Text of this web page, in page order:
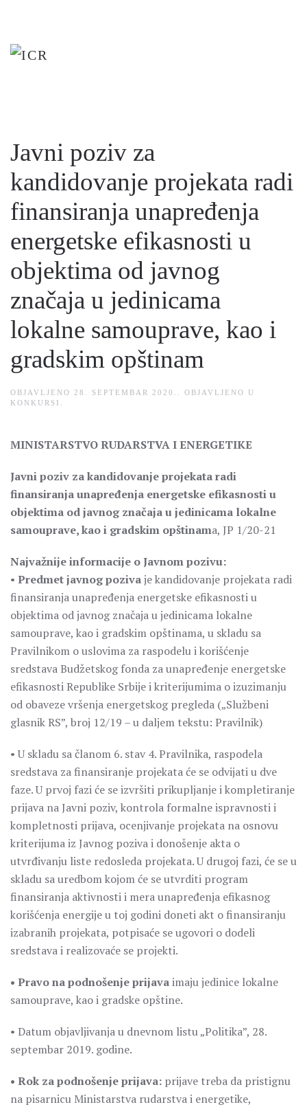
to
Javni poziv za
kandidovanje projekata radi
finansiranja unapređenja
energetske efikasnosti u
objektima od javnog
značaja u jedinicama
lokalne samouprave, kao i
gradskim opštinam
OBJAVLJENO 28. SEPTEMBAR 2020.
. OBJAVLJENO U
KONKURSI
MINISTARSTVO RUDARSTVA I ENERGETIKE
Javni poziv za kandidovanje projekata radi
finansiranja unapređenja energetske efikasnosti u
objektima od javnog značaja u jedinicama lokalne
samouprave, kao i gradskim opštinama, JP 1/20-21
Najvažnije informacije o Javnom pozivu:
• Predmet javnog pozivaje kandidovanje projekata radi
finansiranja unapređenja energetske efikasnosti u
objektima od javnog značaja u jedinicama lokalne
samouprave, kao i gradskim opštinama, u skladu sa
Pravilnikom o uslovima za raspodelu i korišćenje
sredstava Budžetskog fonda za unapređenje energetske
efikasnosti Republike Srbije i kriterijumima o izuzimanju
od obaveze vršenja energetskog pregleda („Službeni
glasnik RS”, broj 12/19 – u daljem tekstu: Pravilnik)
• U skladu sa članom 6. stav 4. Pravilnika, raspodela
sredstava za finansiranje projekata će se odvijati u dve
faze. U prvoj fazi će se izvršiti prikupljanje i kompletiranje
prijava na Javni poziv, kontrola formalne ispravnosti i
kompletnosti prijava, ocenjivanje projekata na osnovu
kriterijuma iz Javnog poziva i donošenje akta o
utvrđivanju liste redosleda projekata. U drugoj fazi, će se u
skladu sa uredbom kojom će se utvrditi program
finansiranja aktivnosti i mera unapređenja efikasnog
korišćenja energije u toj godini doneti akt o finansiranju
izabranih projekata, potpisaće se ugovori o dodeli
sredstava i realizovaće se projekti.
• Pravo na podnošenje prijavaimaju jedinice lokalne
samouprave, kao i gradske opštine.
• Datum objavljivanja u dnevnom listu „Politika”, 28.
septembar 2019. godine.
• Rok za podnošenje prijava: prijave treba da pristignu
na pisarnicu Ministarstva rudarstva i energetike,